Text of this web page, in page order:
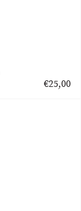
€25,00